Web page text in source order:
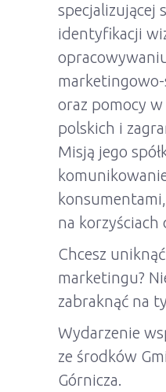
specjalizującej
identyfikacji
oraz pomocy
polskich i
Misją jego
na
Chcesz
marketingu?
zabraknąć na
Wydarzenie
ze środków
Górnicza.